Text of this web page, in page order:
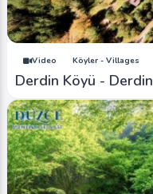
Video Köyler - Villages
Derdin Köyü -